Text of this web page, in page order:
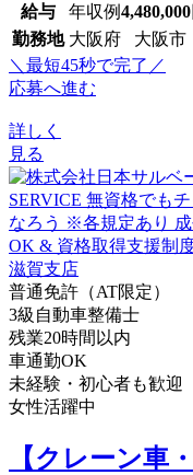
給与 年収例4,480,000
勤務地 大阪府 大阪市
＼最短45秒で完了／
応募へ進む
詳しく
見る
普通免許（AT限定）
3級自動車整備士
残業20時間以内
車通勤OK
未経験・初心者も歓迎
女性活躍中
【クレーン車